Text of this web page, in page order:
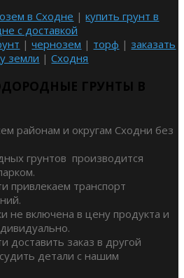
в Сходне |купить грунт в
с доставкой
|чернозем | торф |заказать
земли |Сходня
ГРУНТЫ В
районам и округам Сходни без
грунтов производится
привлекаем транспорт
не включена в цену продукта и
доставить заказ в другой
детали с нашим